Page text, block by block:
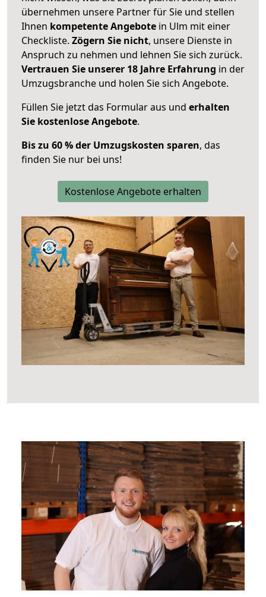
übernehmen unsere Partner für Sie und stellen
Ihnen kompetente Angebote in Ulm mit einer
Checkliste. Zögern Sie nicht, unsere Dienste in
Anspruch zu nehmen und lehnen Sie sich zurück.
Vertrauen Sie unserer 18 Jahre Erfahrung in der
Umzugsbranche und holen Sie sich Angebote.
Füllen Sie jetzt das Formular aus und erhalten
Sie kostenlose Angebote.
Bis zu 60 % der Umzugskosten sparen, das
finden Sie nur bei uns!
Kostenlose Angebote erhalten